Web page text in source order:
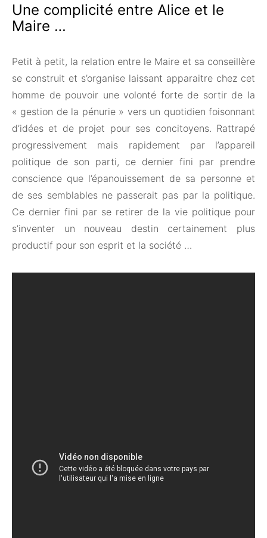
Une complicité entre Alice et le
Maire …
Petit à petit, la relation entre le Maire et sa conseillère
se construit et s’organise laissant apparaitre chez cet
homme de pouvoir une volonté forte de sortir de la
« gestion de la pénurie » vers un quotidien foisonnant
d’idées et de projet pour ses concitoyens. Rattrapé
progressivement mais rapidement par l’appareil
politique de son parti, ce dernier fini par prendre
conscience que l’épanouissement de sa personne et
de ses semblables ne passerait pas par la politique.
Ce dernier fini par se retirer de la vie politique pour
s’inventer un nouveau destin certainement plus
productif pour son esprit et la société …